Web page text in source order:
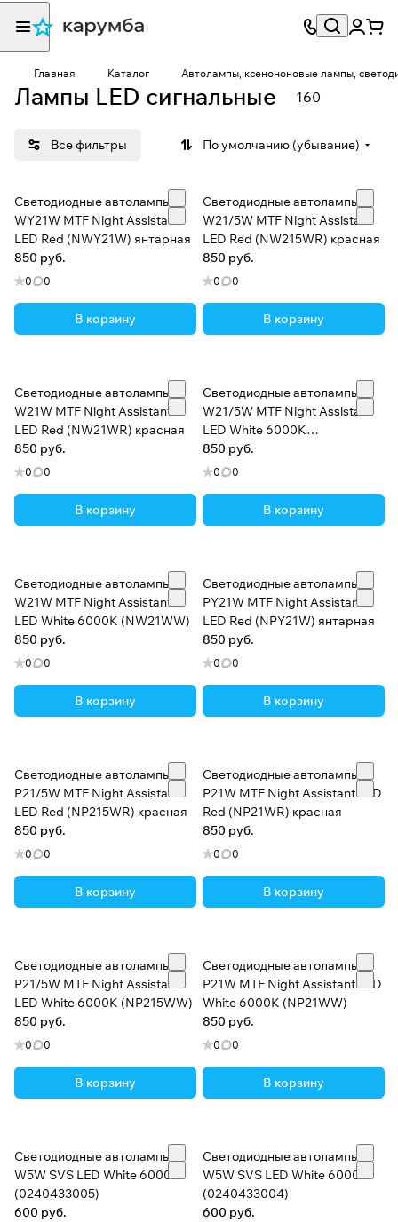
Главная Каталог Автолампы, ксенононовые лампы,
Лампы LED сигнальные 160
Все фильтры По умолчанию (убывание)
Светодиодные автолампы
WY21W MTF Night Assistant
LED Red (NWY21W) янтарная
850 руб.
0 0
В корзину
Светодиодные автолампы
W21/5W MTF Night Assistant
LED Red (NW215WR) красная
850 руб.
0 0
В корзину
Светодиодные автолампы
W21W MTF Night Assistant
LED Red (NW21WR) красная
850 руб.
0 0
В корзину
Светодиодные автолампы
W21/5W MTF Night Assistant
LED White 6000K
(NW215WW)
850 руб.
0 0
В корзину
Светодиодные автолампы
W21W MTF Night Assistant
LED White 6000K (NW21WW)
850 руб.
0 0
В корзину
Светодиодные автолампы
PY21W MTF Night Assistant
LED Red (NPY21W) янтарная
850 руб.
0 0
В корзину
Светодиодные автолампы
P21/5W MTF Night Assistant
LED Red (NP215WR) красная
850 руб.
0 0
В корзину
Светодиодные автолампы
P21W MTF Night Assistant LED
Red (NP21WR) красная
850 руб.
0 0
В корзину
Светодиодные автолампы
P21/5W MTF Night Assistant
LED White 6000K (NP215WW)
850 руб.
0 0
В корзину
Светодиодные автолампы
P21W MTF Night Assistant LED
White 6000K (NP21WW)
850 руб.
0 0
В корзину
Светодиодные автолампы
W5W SVS LED White 6000K
(0240433005)
600 руб.
Светодиодные автолампы
W5W SVS LED White 6000K
(0240433004)
600 руб.